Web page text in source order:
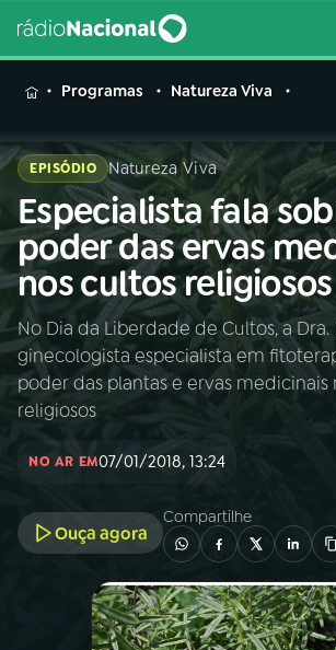
MENU
Buscar
na
Rádio
Nacional
Buscar
AO VIVO
INÍCIO
02A RÁDIO
03PROGRAMAÇÃO
PROGRAMAS
Programas Natureza Viva
EPISÓDIO Natureza Viva
Especialista fala
poder das ervas
nos cultos religiosos
No Dia da Liberdade de Cultos, a Dra.
ginecologista especialista em
poder das plantas e ervas medicinais
religiosos
NO AR EM07/01/2018, 13:24
Ouça agora
Compartilhe